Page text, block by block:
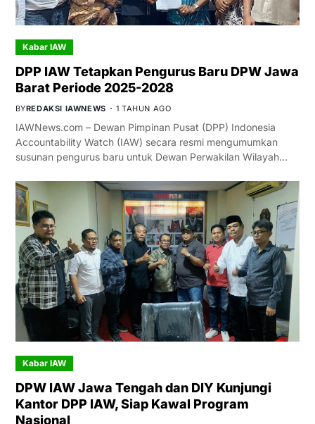
Kabar IAW
DPP IAW Tetapkan Pengurus Baru DPW Jawa
Barat Periode 2025-2028
BYREDAKSI IAWNEWS 1 TAHUN AGO
IAWNews.com – Dewan Pimpinan Pusat (DPP) Indonesia
Accountability Watch (IAW) secara resmi mengumumkan
susunan pengurus baru untuk Dewan Perwakilan Wilayah…
Kabar IAW
DPW IAW Jawa Tengah dan DIY Kunjungi
Kantor DPP IAW, Siap Kawal Program
Nasional